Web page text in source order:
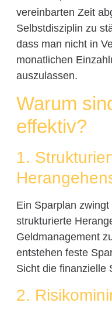
vereinbarten Zeit
Selbstdisziplin zu
dass man nicht in
monatlichen
auszulassen.
Warum
effektiv?
1.
Ein Sparplan
strukturierte
Geldmanagement
entstehen feste
Sicht die finanzielle
2.